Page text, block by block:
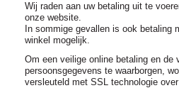
Wij raden aan uw betaling uit te
onze website.
In sommige gevallen is ook betaling
winkel mogelijk.
Om een veilige online betaling en de
persoonsgegevens te waarborgen,
versleuteld met SSL technologie